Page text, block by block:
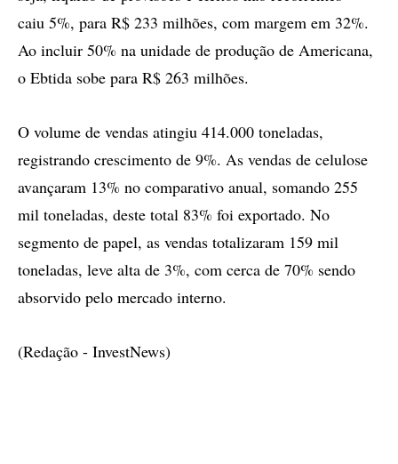
caiu 5%, para R$ 233 milhões, com margem em 32%.
Ao incluir 50% na unidade de produção de Americana,
o Ebtida sobe para R$ 263 milhões.
O volume de vendas atingiu 414.000 toneladas,
registrando crescimento de 9%. As vendas de celulose
avançaram 13% no comparativo anual, somando 255
mil toneladas, deste total 83% foi exportado. No
segmento de papel, as vendas totalizaram 159 mil
toneladas, leve alta de 3%, com cerca de 70% sendo
absorvido pelo mercado interno.
(Redação - InvestNews)